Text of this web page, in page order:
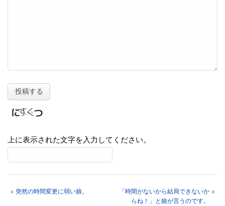
上に表示された文字を入力してください。
突然の時間変更に弱い娘。
「時間がないから結局できないか
らね！」と娘が言うのです。